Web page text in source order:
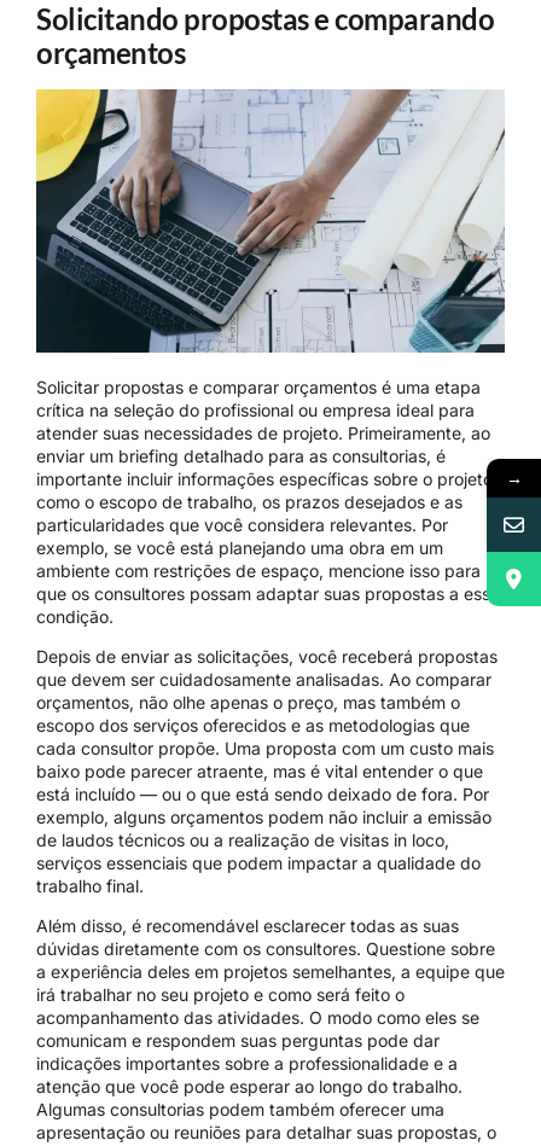
Solicitando propostas e comparando
orçamentos
Solicitar propostas e comparar orçamentos é uma etapa
crítica na seleção do profissional ou empresa ideal para
atender suas necessidades de projeto. Primeiramente, ao
enviar um briefing detalhado para as consultorias, é
importante incluir informações específicas sobre o projeto,
como o escopo de trabalho, os prazos desejados e as
particularidades que você considera relevantes. Por
exemplo, se você está planejando uma obra em um
ambiente com restrições de espaço, mencione isso para
que os consultores possam adaptar suas propostas a essa
condição.
Depois de enviar as solicitações, você receberá propostas
que devem ser cuidadosamente analisadas. Ao comparar
orçamentos, não olhe apenas o preço, mas também o
escopo dos serviços oferecidos e as metodologias que
cada consultor propõe. Uma proposta com um custo mais
baixo pode parecer atraente, mas é vital entender o que
está incluído — ou o que está sendo deixado de fora. Por
exemplo, alguns orçamentos podem não incluir a emissão
de laudos técnicos ou a realização de visitas in loco,
serviços essenciais que podem impactar a qualidade do
trabalho final.
Além disso, é recomendável esclarecer todas as suas
dúvidas diretamente com os consultores. Questione sobre
a experiência deles em projetos semelhantes, a equipe que
irá trabalhar no seu projeto e como será feito o
acompanhamento das atividades. O modo como eles se
comunicam e respondem suas perguntas pode dar
indicações importantes sobre a professionalidade e a
atenção que você pode esperar ao longo do trabalho.
Algumas consultorias podem também oferecer uma
apresentação ou reuniões para detalhar suas propostas, o
→